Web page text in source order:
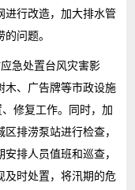
进行改造，加大排水管
问题。
急处置台风灾害影
木、广告牌等市政设施
修复工作。同时，加
排涝泵站进行检查，
排人员值班和巡查，
及时处置，将汛期的危